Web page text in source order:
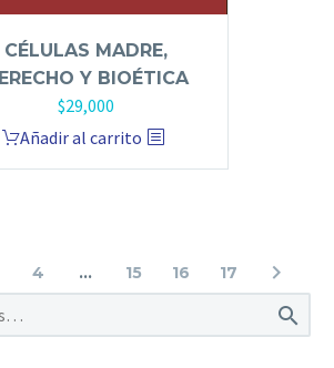
CÉLULAS MADRE,
Y BIOÉTICA
$29,000
Añadir al carrito
4 … 15 16 17
